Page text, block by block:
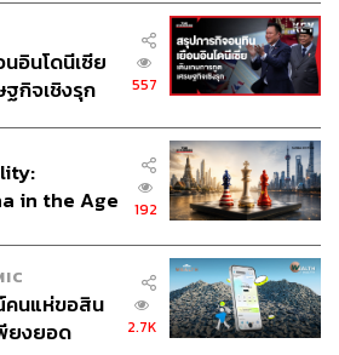
มในพิธีกรรมของคนเหล่านั้นตลอด
ลังระหว่างเขากับ Ernest ก็เผยให้คน
ะคร ตลกร้ายสุดๆ ก็คือ พวกเขา
ที่รุมทึ้งและฉกฉวยประโยชน์จากเหยื่อ
และข้อมูลที่หนังระบุว่าบรรดาพี่สาว
นแต่งงานกับคนขาว (ที่หวังตกถัง
วามไม่ชอบมาพากลที่เกิดขึ้น
อินโดนีเซีย
กิจเชิงรุก
557
in the Age
192
คนแห่ขอสิน
ยงยอด
2.7K